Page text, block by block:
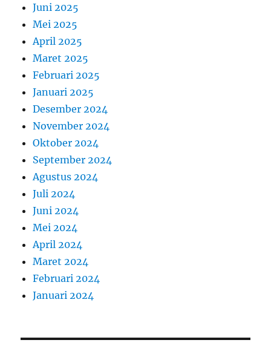
Juni 2025
Mei 2025
April 2025
Maret 2025
Februari 2025
Januari 2025
Desember 2024
November 2024
Oktober 2024
September 2024
Agustus 2024
Juli 2024
Juni 2024
Mei 2024
April 2024
Maret 2024
Februari 2024
Januari 2024